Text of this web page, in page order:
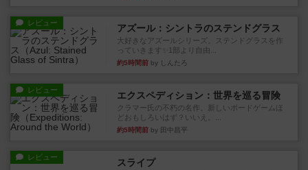
レビュー アズール：シントラのステンドグラス
大好きなアズールシリーズ。ステンドグラスを作
っていきます✨1部より自由...
約5時間前 by しんたろ
レビュー エクスペディション：世界を巡る冒険
クラマー氏の不朽の名作。新しいボードゲームほ
どおもしろいはず？いいえ。...
約5時間前 by 田中昌平
レビュー スライプ